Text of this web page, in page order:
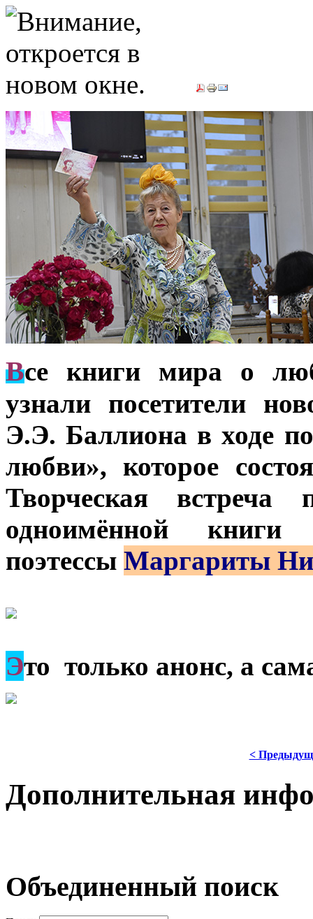
Все книги мира о
узнали посетители
Э.Э. Баллиона в ходе
любви», которое
Творческая
одноимённой книги
поэтессы Маргариты
Это только анонс, а
<
Дополнительная
Объединенный поиск